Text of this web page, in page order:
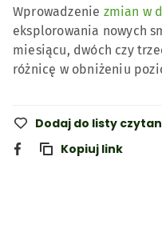
Wprowadzenie zmian w
eksplorowania nowych
miesiącu, dwóch czy
różnicę w obniżeniu
Dodaj do listy
Kopiuj link